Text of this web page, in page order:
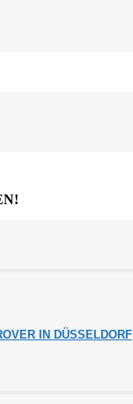
IN DÜSSELDORF